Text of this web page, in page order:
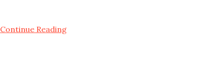
Continue Reading